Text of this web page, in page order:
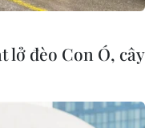
lở đèo Con Ó, cây